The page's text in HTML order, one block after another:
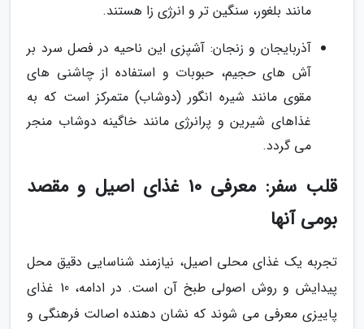
مانند بلغور، سنگین تر و انرژی زا هستند.
آذربایجان و زنجان: آشپزی این ناحیه در فصل سرد بر
آش های حجیم، حبوبات و استفاده از چاشنی های
مقوی مانند شیره انگور (دوشاب) متمرکز است که به
غذاهای شیرین و پرانرژی مانند خاگینه دوشاب منجر
می گردد.
قلب سفر: معرفی 10 غذای اصیل و مقصد
بومی آنها
تجربه یک غذای محلی اصیل، نیازمند شناسایی دقیق محل
پیدایش و روش اصولی طبخ آن است. در ادامه، 10 غذای
پاییزی معرفی می شوند که نشان دهنده اصالت فرهنگی و